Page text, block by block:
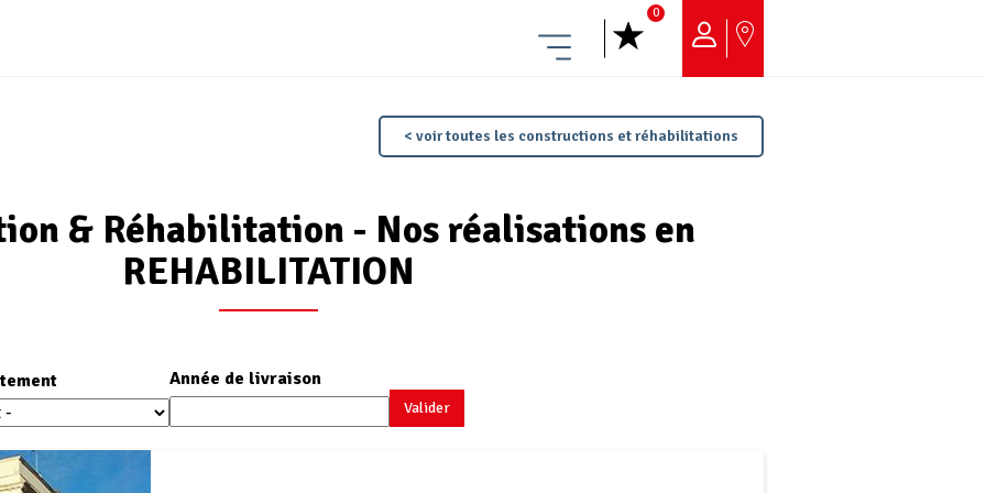
0
< voir toutes les constructions et réhabilitations
& Réhabilitation - Nos réalisations en
REHABILITATION
Année de livraison
Valider